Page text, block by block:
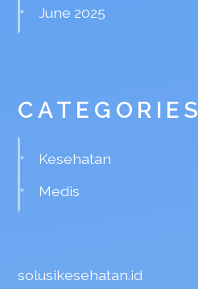
June 2025
CATEGORIES
Kesehatan
Medis
solusikesehatan.id